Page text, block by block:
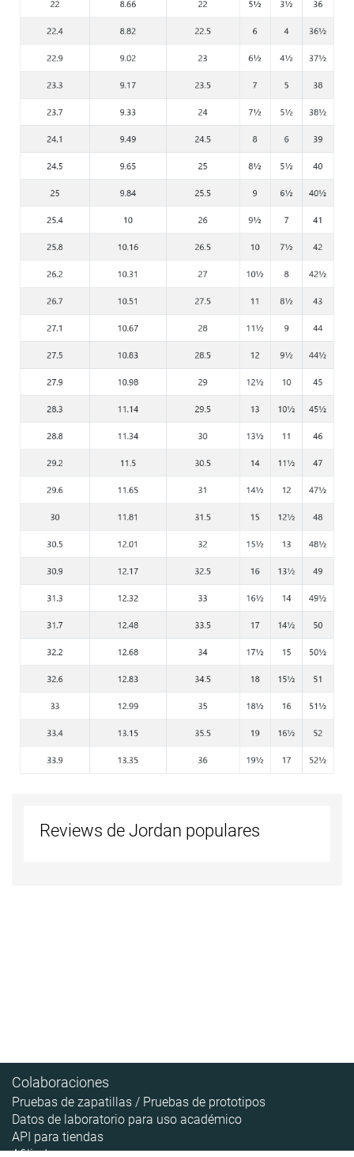
Reviews de Jordan populares
Colaboraciones
Pruebas de zapatillas / Pruebas de prototipos
Datos de laboratorio para uso académico
API para tiendas